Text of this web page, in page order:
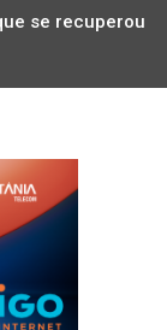
se recuperou